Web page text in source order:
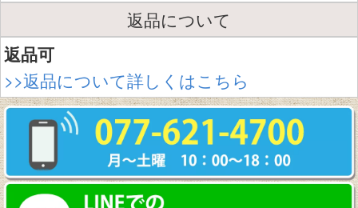
返品について
返品可
>>返品について詳しくはこちら